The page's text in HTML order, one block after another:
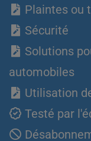
Plaintes ou
Sécurité
Solutions
automobiles
Utilisation
Testé par